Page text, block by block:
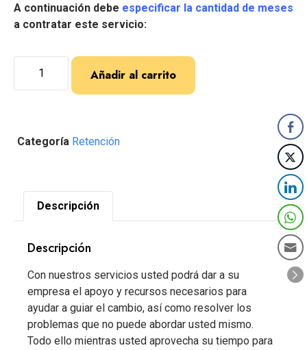
A continuación debe especificar la cantidad de meses
a contratar este servicio:
Añadir al carrito
Categoría Retención
Descripción
Descripción
Con nuestros servicios usted podrá dar a su
empresa el apoyo y recursos necesarios para
ayudar a guiar el cambio, así como resolver los
problemas que no puede abordar usted mismo.
Todo ello mientras usted aprovecha su tiempo para